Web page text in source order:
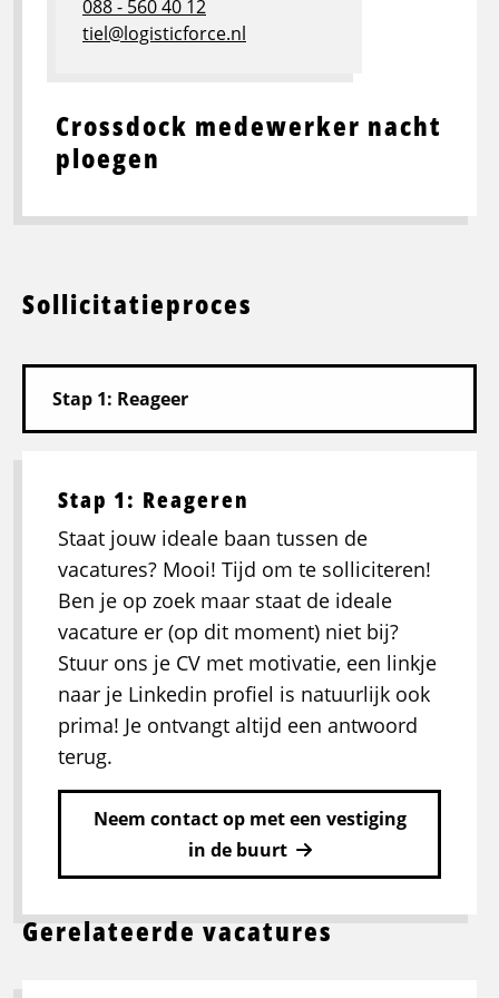
Crossdock medewerker nacht
ploegen
088 - 560 40 12
tiel@logisticforce.nl
Sollicitatieproces
Stap 1: Reageren
Staat jouw ideale baan tussen de
vacatures? Mooi! Tijd om te solliciteren!
Ben je op zoek maar staat de ideale
vacature er (op dit moment) niet bij?
Stuur ons je CV met motivatie, een linkje
naar je Linkedin profiel is natuurlijk ook
prima! Je ontvangt altijd een antwoord
terug.
Neem contact op met een vestiging
in de buurt
Gerelateerde vacatures